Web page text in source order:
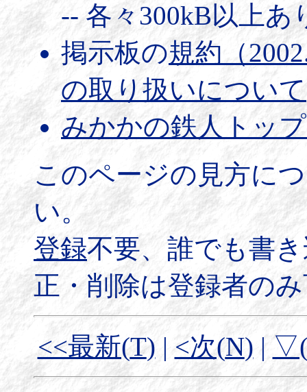
-- 各々300kB以上あ
掲示板の規約（
の取り扱いについて
みかかの鉄人トッ
このページの見方に
い。
登録不要、誰でも書
正・削除は登録者の
<<最新(T) | <次(N) |